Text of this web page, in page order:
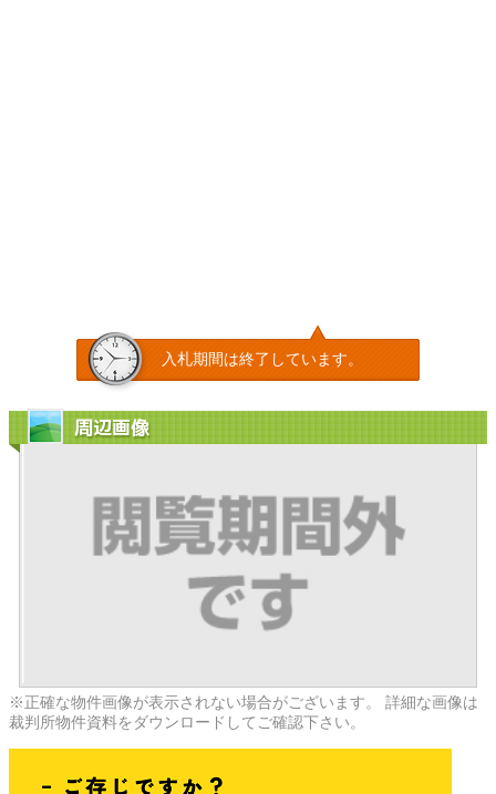
入札期間は終了しています。
周辺画像
※正確な物件画像が表示されない場合がございます。 詳細な画像は
裁判所物件資料をダウンロードしてご確認下さい。